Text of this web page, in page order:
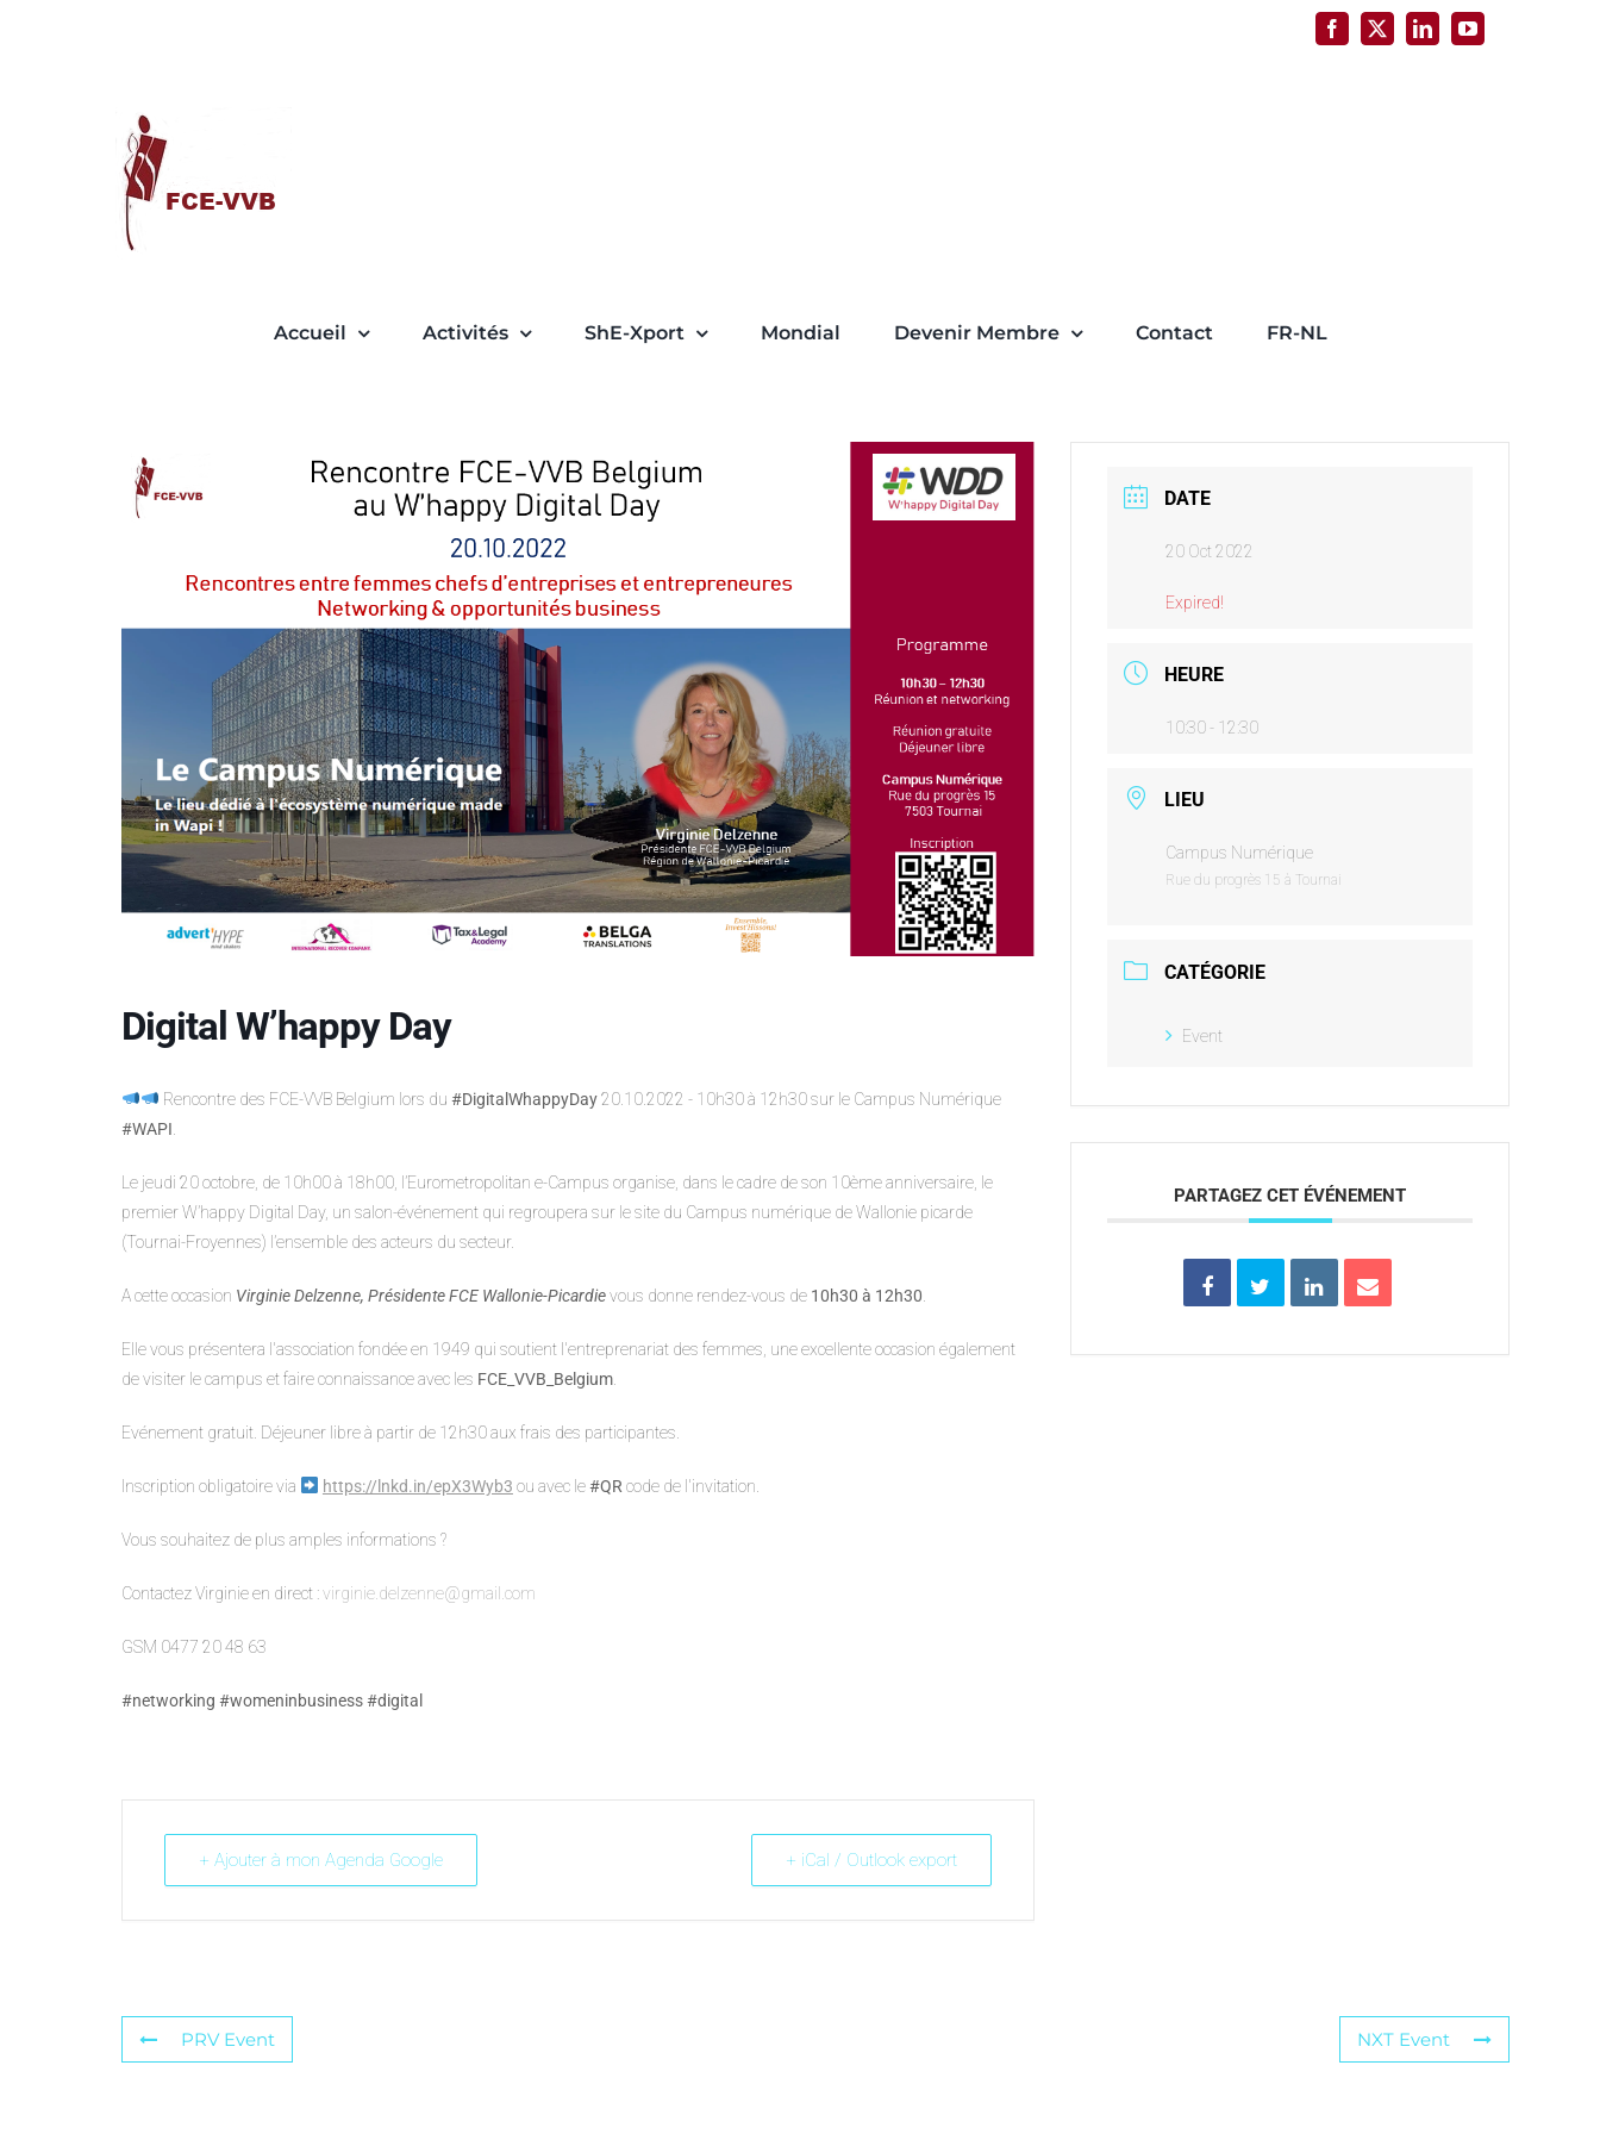
Facebook
X LinkedInYouTube
Accueil Activités ShE-Xport Mondial Devenir Membre Contact FR-NL
Digital W’happy Day
Rencontre des FCE-VVB Belgium lors du #DigitalWhappyDay20.10.2022 - 10h30 à 12h30 sur le Campus Numérique
#WAPI
Le jeudi 20 octobre, de 10h00 à 18h00, l’Eurometropolitan e-Campus organise, dans le cadre de son 10ème anniversaire, le
premier W’happy Digital Day, un salon-événement qui regroupera sur le site du Campus numérique de Wallonie picarde
(Tournai-Froyennes) l’ensemble des acteurs du secteur.
A cette occasion Virginie Delzenne, Présidente FCE Wallonie-Picardievous donne rendez-vous de 10h30 à 12h30
Elle vous présentera l'association fondée en 1949 qui soutient l'entreprenariat des femmes, une excellente occasion également
de visiter le campus et faire connaissance avec les FCE_VVB_Belgium
Evénement gratuit. Déjeuner libre à partir de 12h30 aux frais des participantes.
Inscription obligatoire via https://lnkd.in/epX3Wyb3 ou avec le#QR code de l'invitation.
Vous souhaitez de plus amples informations ?
Contactez Virginie en direct :virginie.delzenne@gmail.com
GSM 0477 20 48 63
#networking #womeninbusiness#digital
+ Ajouter à mon Agenda Google + iCal / Outlook export
DATE
20 Oct 2022
Expired!
HEURE
10:30 - 12:30
LIEU
Campus Numérique
Rue du progrès 15 à Tournai
CATÉGORIE
Event
PARTAGEZ CET ÉVÉNEMENT
PRV Event NXT Event